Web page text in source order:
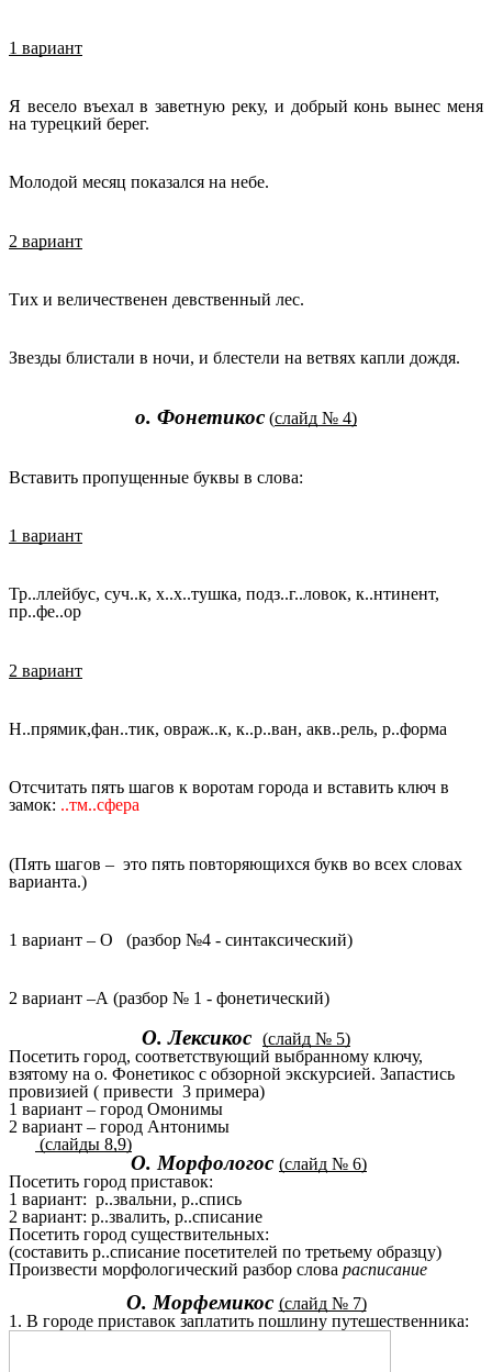
1 вариант
Я весело въехал в заветную реку, и добрый конь вынес меня
на турецкий берег.
Молодой месяц показался на небе.
2 вариант
Тих и величественен девственный лес.
Звезды блистали в ночи, и блестели на ветвях капли дождя.
о. Фонетикос (слайд № 4)
Вставить пропущенные буквы в слова:
1 вариант
Тр..ллейбус, суч..к, х..х..тушка, подз..г..ловок, к..нтинент,
пр..фе..ор
2 вариант
Н..прямик,фан..тик, овраж..к, к..р..ван, акв..рель, р..форма
Отсчитать пять шагов к воротам города и вставить ключ в
замок: ..тм..сфера
(Пять шагов – это пять повторяющихся букв во всех словах
варианта.)
1 вариант – О (разбор №4 - синтаксический)
2 вариант –А (разбор № 1 - фонетический)
О. Лексикос (слайд № 5)
Посетить город, соответствующий выбранному ключу,
взятому на о. Фонетикос с обзорной экскурсией. Запастись
провизией ( привести 3 примера)
1 вариант – город Омонимы
2 вариант – город Антонимы
(слайды 8,9)
О. Морфологос (слайд № 6)
Посетить город приставок:
1 вариант: р..звальни, р..спись
2 вариант: р..звалить, р..списание
Посетить город существительных:
(составить р..списание посетителей по третьему образцу)
Произвести морфологический разбор слова расписание
О. Морфемикос (слайд № 7)
1. В городе приставок заплатить пошлину путешественника: